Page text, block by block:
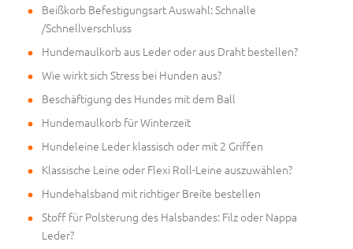
Beißkorb Befestigungsart Auswahl: Schnalle
/Schnellverschluss
Hundemaulkorb aus Leder oder aus Draht bestellen?
Wie wirkt sich Stress bei Hunden aus?
Beschäftigung des Hundes mit dem Ball
Hundemaulkorb für Winterzeit
Hundeleine Leder klassisch oder mit 2 Griffen
Klassische Leine oder Flexi Roll-Leine auszuwählen?
Hundehalsband mit richtiger Breite bestellen
Stoff für Polsterung des Halsbandes: Filz oder Nappa
Leder?